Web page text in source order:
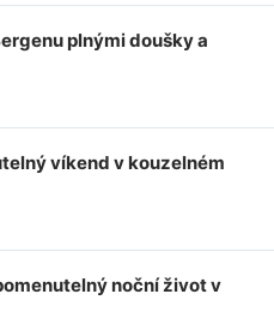
plnými doušky a
víkend v kouzelném
noční život v